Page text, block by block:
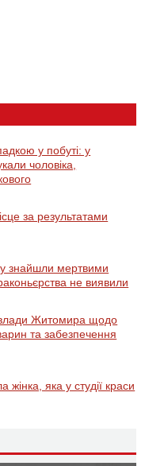
у побуті: у
чоловіка,
за результатами
знайшли мертвими
не виявили
влади Житомира щодо
та забезпечення
яка у студії краси